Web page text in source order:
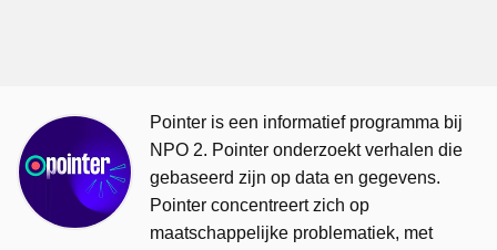
Pointer is een informatief programma bij
NPO 2. Pointer onderzoekt verhalen die
gebaseerd zijn op data en gegevens.
Pointer concentreert zich op
maatschappelijke problematiek, met